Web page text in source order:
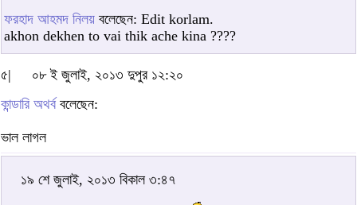
ফরহাদ আহমদ নিলয় বলেছেন: Edit korlam.
akhon dekhen to vai thik ache kina ????
৫|
০৮ ই জুলাই, ২০১৩ দুপুর ১২:২০
কান্ডারি অথর্ব বলেছেন:
ভাল লাগল
১৯ শে জুলাই, ২০১৩ বিকাল ৩:৪৭